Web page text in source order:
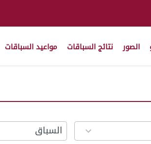
الصور نتائج السباقات مواعيد السباقات
100
results